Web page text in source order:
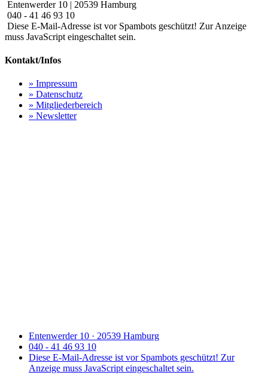
Entenwerder 10 | 20539 Hamburg
040 - 41 46 93 10
Diese E-Mail-Adresse ist vor Spambots geschützt! Zur Anzeige
muss JavaScript eingeschaltet sein.
Kontakt/Infos
» Impressum
» Datenschutz
» Mitgliederbereich
» Newsletter
Entenwerder 10 · 20539 Hamburg
040 - 41 46 93 10
Diese E-Mail-Adresse ist vor Spambots geschützt! Zur
Anzeige muss JavaScript eingeschaltet sein.